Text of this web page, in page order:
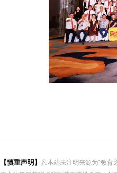
【慎重声明】
凡本站未注明来源为"教育